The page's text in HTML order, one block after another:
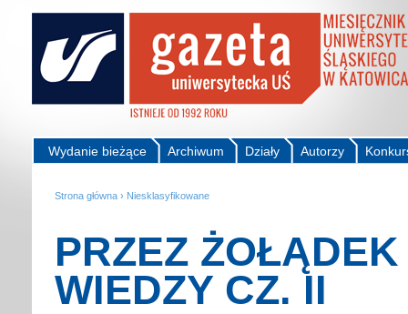
Autorzy
Działy
Archiwum
Wydanie bieżące
Strona główna › Niesklasyfikowane
PRZEZ
WIEDZY CZ. II